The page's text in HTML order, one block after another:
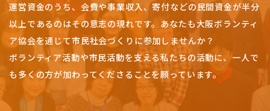
運営資金のうち、会費や事業収入、寄付などの民間資金が半分
以上であるのはその意志の現れです。 あなたも大阪ボランティ
ア協会を通じて市民社会づくりに参加しませんか？
ボランティア活動や市民活動を支える私たちの活動に、一人で
も多くの方が加わってくださることを願っています。